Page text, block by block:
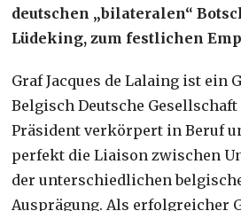
deutschen „bilateralen“
Lüdeking, zum festlichen
Graf Jacques de Lalaing ist ein
Belgisch Deutsche Gesellschaft
Präsident verkörpert in Beruf
perfekt die Liaison zwischen
der unterschiedlichen
Ausprägung. Als erfolgreicher